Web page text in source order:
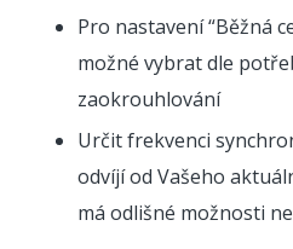
Pro nastavení “Běžná
možné vybrat dle
zaokrouhlování
Určit frekvenci
odvíjí od Vašeho
má odlišné možnosti